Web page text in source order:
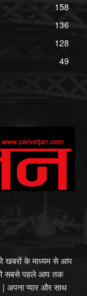
158
136
128
49
खबरों के माध्यम से आप
सबसे पहले आप तक
| अपना प्यार और साथ